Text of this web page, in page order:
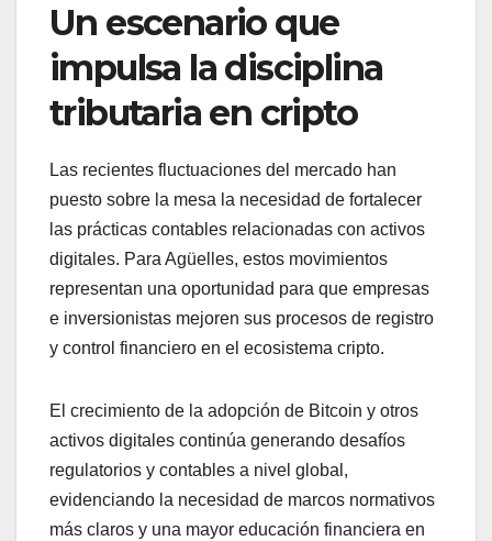
Un escenario que
impulsa la disciplina
tributaria en cripto
Las recientes fluctuaciones del mercado han
puesto sobre la mesa la necesidad de fortalecer
las prácticas contables relacionadas con activos
digitales. Para Agüelles, estos movimientos
representan una oportunidad para que empresas
e inversionistas mejoren sus procesos de registro
y control financiero en el ecosistema cripto.
El crecimiento de la adopción de Bitcoin y otros
activos digitales continúa generando desafíos
regulatorios y contables a nivel global,
evidenciando la necesidad de marcos normativos
más claros y una mayor educación financiera en